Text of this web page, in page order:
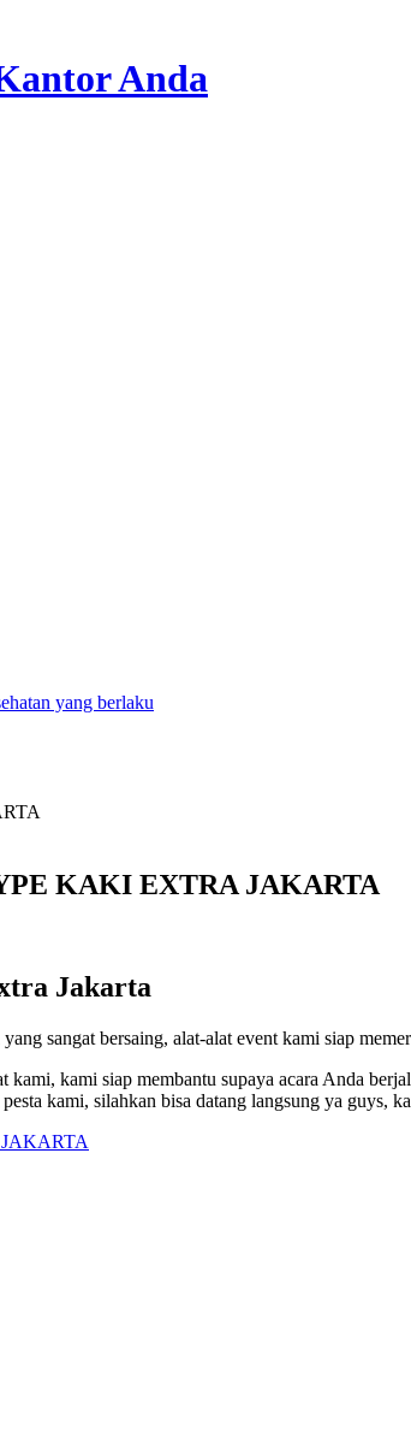
Anda
yang berlaku
KAKI EXTRA JAKARTA
Jakarta
sangat bersaing, alat-alat event kami siap
kami siap membantu supaya acara Anda
kami, silahkan bisa datang langsung ya guys,